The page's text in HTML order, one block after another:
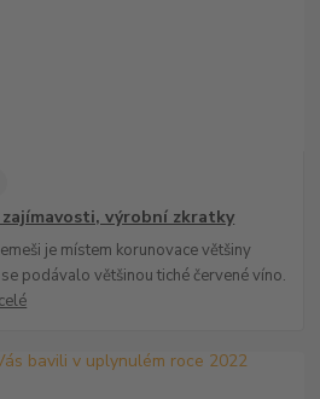
výrobní zkratky
je místem korunovace většiny
podávalo většinou tiché červené víno.